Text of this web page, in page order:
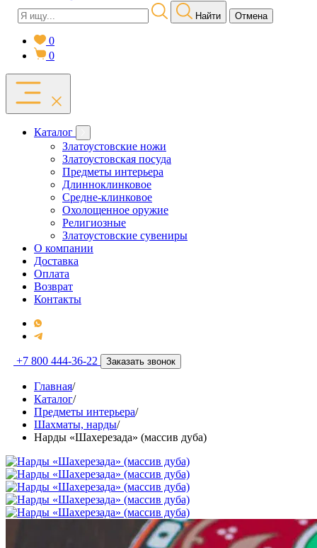
Найти Отмена
0
0
Каталог
Златоустовские ножи
Златоустовская посуда
Предметы интерьера
Длинноклинковое
Средне-клинковое
Охолощенное оружие
Религиозные
Златоустовские сувениры
О компании
Доставка
Оплата
Возврат
Контакты
+7 800 444-36-22 Заказать звонок
Главная/
Каталог/
Предметы интерьера/
Шахматы, нарды/
Нарды «Шахерезада» (массив дуба)